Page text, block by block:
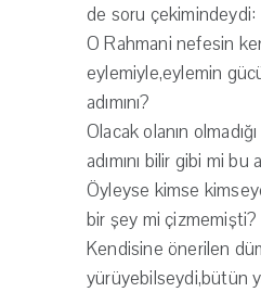
de soru çekimindeydi:
O Rahmani nefesin
eylemiyle,eylemin
adımını?
Olacak olanın
adımını bilir gibi mi bu
Öyleyse kimse
bir şey mi çizmemişti?
Kendisine önerilen
yürüyebilseydi,bütün